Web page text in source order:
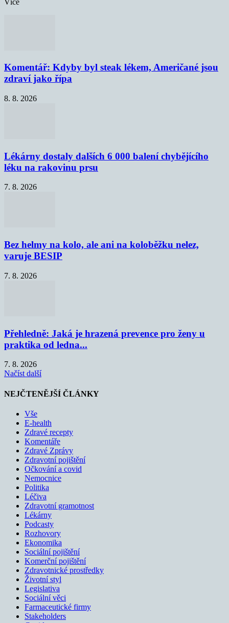
Komentář: Kdyby byl steak lékem, Američané jsou
zdraví jako řípa
8. 8. 2026
Lékárny dostaly dalších 6 000 balení chybějícího
léku na rakovinu prsu
7. 8. 2026
Bez helmy na kolo, ale ani na koloběžku nelez,
varuje BESIP
7. 8. 2026
Přehledně: Jaká je hrazená prevence pro ženy u
praktika od ledna...
7. 8. 2026
Načíst další
NEJČTENĚJŠÍ ČLÁNKY
Vše
E-health
Zdravé recepty
Komentáře
Zdravé Zprávy
Zdravotní pojištění
Očkování a covid
Nemocnice
Politika
Léčiva
Zdravotní gramotnost
Lékárny
Podcasty
Rozhovory
Ekonomika
Sociální pojištění
Komerční pojištění
Zdravotnické prostředky
Životní styl
Legislativa
Sociální věci
Farmaceutické firmy
Stakeholders